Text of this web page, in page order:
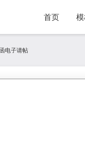
首页
电子请帖